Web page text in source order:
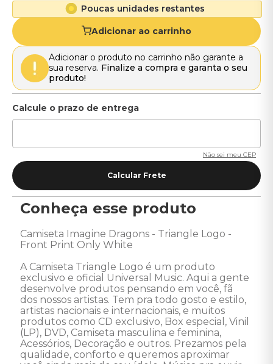
Poucas unidades restantes
Adicionar ao carrinho
Adicionar o produto no carrinho não garante a
sua reserva. Finalize a compra e garanta o seu
produto!
Não sei meu CEP
Conheça esse produto
Camiseta Imagine Dragons - Triangle Logo -
Front Print Only White
A Camiseta Triangle Logo é um produto
exclusivo e oficial Universal Music. Aqui a gente
desenvolve produtos pensando em você, fã
dos nossos artistas. Tem pra todo gosto e estilo,
artistas nacionais e internacionais, e muitos
produtos como CD exclusivo, Box especial, Vinil
(LP), DVD, Camiseta masculina e feminina,
Acessórios, Decoração e outros. Prezamos pela
qualidade, conforto e queremos aproximar